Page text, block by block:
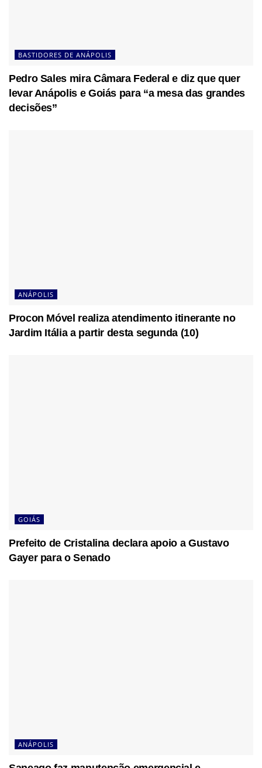
BASTIDORES DE ANÁPOLIS
Pedro Sales mira Câmara Federal e diz que quer
levar Anápolis e Goiás para “a mesa das grandes
decisões”
ANÁPOLIS
Procon Móvel realiza atendimento itinerante no
Jardim Itália a partir desta segunda (10)
GOIÁS
Prefeito de Cristalina declara apoio a Gustavo
Gayer para o Senado
ANÁPOLIS